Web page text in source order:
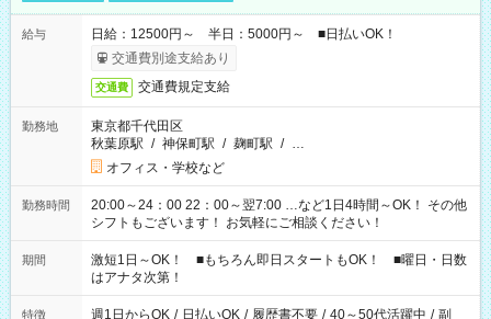
給与
日給：12500円～ 半日：5000円～ ■日払いOK！
交通費別途支給あり
交通費 交通費規定支給
勤務地
東京都千代田区
秋葉原駅 / 神保町駅 / 麹町駅 / …
オフィス・学校など
勤務時間
20:00～24：00 22：00～翌7:00 …など1日4時間～OK！ その他
シフトもございます！ お気軽にご相談ください！
期間
激短1日～OK！ ■もちろん即日スタートもOK！ ■曜日・日数
はアナタ次第！
特徴 週1日からOK / 日払いOK / 履歴書不要 / 40～50代活躍中 / 副